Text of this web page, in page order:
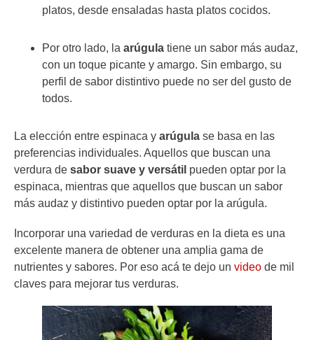
platos, desde ensaladas hasta platos cocidos.
Por otro lado, la arúgula tiene un sabor más audaz,
con un toque picante y amargo. Sin embargo, su
perfil de sabor distintivo puede no ser del gusto de
todos.
La elección entre espinaca y arúgula se basa en las
preferencias individuales. Aquellos que buscan una
verdura de sabor suave y versátil pueden optar por la
espinaca, mientras que aquellos que buscan un sabor
más audaz y distintivo pueden optar por la arúgula.
Incorporar una variedad de verduras en la dieta es una
excelente manera de obtener una amplia gama de
nutrientes y sabores. Por eso acá te dejo un video de mil
claves para mejorar tus verduras.